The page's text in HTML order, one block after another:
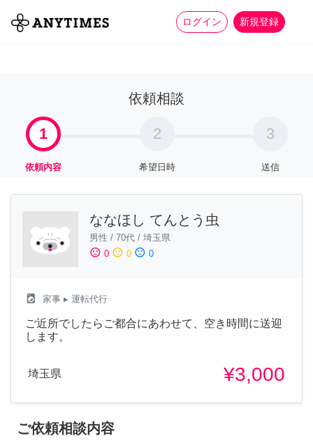
ログイン 新規登録
全て 家事 more_horiz
依頼相談
1
依頼内容
2
希望日時
3
送信
ななほし てんとう虫
男性 / 70代 / 埼玉県
sentiment_satisfied 0 sentiment_neutral 0 sentiment_dissatisfied 0
local_laundry_service 家事 ▸ 運転代行
ご近所でしたらご都合にあわせて、空き時間に送迎
します。
埼玉県 ¥3,000
ご依頼相談内容